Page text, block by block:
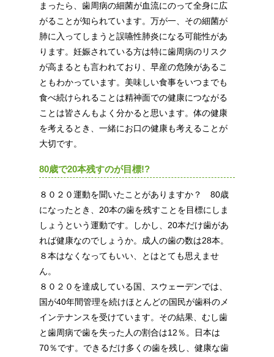
まったら、歯周病の細菌が血流にのって全身に広
がることが知られています。万が一、その細菌が
肺に入ってしまうと誤嚥性肺炎になる可能性があ
ります。妊娠されている方は特に歯周病のリスク
が高まるとも言われており、早産の危険があるこ
ともわかっています。美味しい食事をいつまでも
食べ続けられることは精神面での健康につながる
ことは皆さんもよく分かると思います。体の健康
を考えるとき、一緒にお口の健康も考えることが
大切です。
80歳で20本残すのが目標!?
８０２０運動を聞いたことがありますか？ 80歳
になったとき、20本の歯を残すことを目標にしま
しょうという運動です。しかし、20本だけ歯があ
れば健康なのでしょうか。成人の歯の数は28本。
８本はなくなってもいい、とはとても思えませ
ん。
８０２０を達成している国、スウェーデンでは、
国が40年間管理を続けほとんどの国民が歯科のメ
インテナンスを受けています。その結果、むし歯
と歯周病で歯を失った人の割合は12％。日本は
70％です。できるだけ多くの歯を残し、健康な歯